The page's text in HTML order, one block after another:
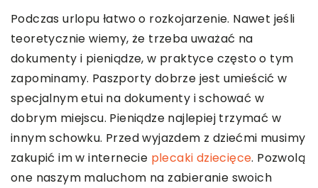
Podczas urlopu łatwo o rozkojarzenie. Nawet jeśli
teoretycznie wiemy, że trzeba uważać na
dokumenty i pieniądze, w praktyce często o tym
zapominamy. Paszporty dobrze jest umieścić w
specjalnym etui na dokumenty i schować w
dobrym miejscu. Pieniądze najlepiej trzymać w
innym schowku. Przed wyjazdem z dziećmi musimy
zakupić im w internecie plecaki dziecięce. Pozwolą
one naszym maluchom na zabieranie swoich